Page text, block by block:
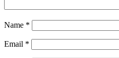
Name *
Email *